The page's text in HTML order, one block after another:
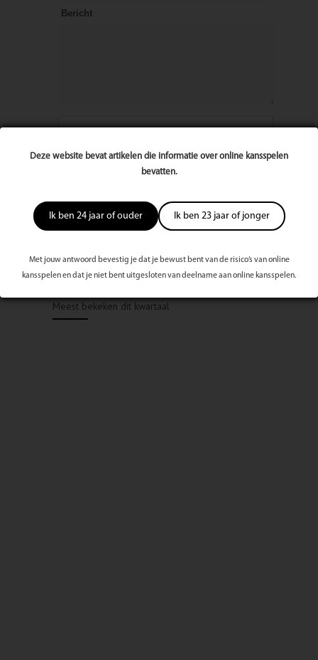
Deze website bevat artikelen die informatie over online kansspelen
bevatten.
Ik ben 24 jaar of ouder Ik ben 23 jaar of jonger
Met jouw antwoord bevestig je dat je bewust bent van de risico’s van online
kansspelen en dat je niet bent uitgesloten van deelname aan online kansspelen.
Bericht
Meest bekeken dit kwartaal